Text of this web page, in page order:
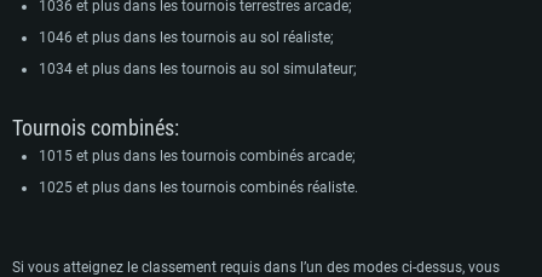
1036 et plus dans les tournois terrestres arcade;
1046 et plus dans les tournois au sol réaliste;
1034 et plus dans les tournois au sol simulateur;
Tournois combinés:
1015 et plus dans les tournois combinés arcade;
1025 et plus dans les tournois combinés réaliste.
Si vous atteignez le classement requis dans l’un des modes ci-dessus, vous